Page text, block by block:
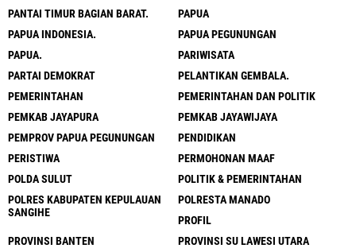
PANTAI TIMUR BAGIAN BARAT.
PAPUA
PAPUA INDONESIA.
PAPUA PEGUNUNGAN
PAPUA.
PARIWISATA
PARTAI DEMOKRAT
PELANTIKAN GEMBALA.
PEMERINTAHAN
PEMERINTAHAN DAN POLITIK
PEMKAB JAYAPURA
PEMKAB JAYAWIJAYA
PEMPROV PAPUA PEGUNUNGAN
PENDIDIKAN
PERISTIWA
PERMOHONAN MAAF
POLDA SULUT
POLITIK & PEMERINTAHAN
POLRES KABUPATEN KEPULAUAN
SANGIHE
POLRESTA MANADO
PROFIL
PROVINSI BANTEN
PROVINSI SU LAWESI UTARA